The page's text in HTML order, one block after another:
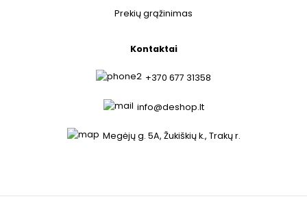
Prekių grąžinimas
Kontaktai
+370 677 31358
info@deshop.lt
Megėjų g. 5A, Žukiškių k., Trakų r.